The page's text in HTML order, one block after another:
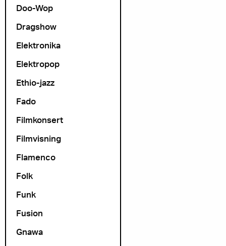
Doo-Wop
Dragshow
Elektronika
Elektropop
Ethio-jazz
Fado
Filmkonsert
Filmvisning
Flamenco
Folk
Funk
Fusion
Gnawa